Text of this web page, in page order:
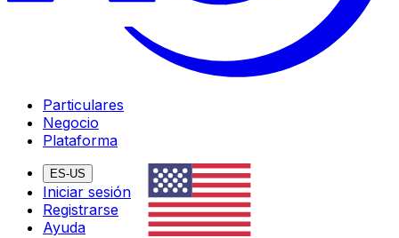
Particulares
Negocio
Plataforma
ES-US
Iniciar sesión
Registrarse
Ayuda